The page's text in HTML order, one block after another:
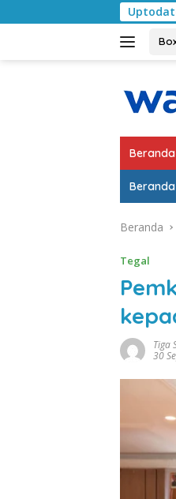
ke
Beranda
Beranda
Beranda
Tegal
Tiga
30